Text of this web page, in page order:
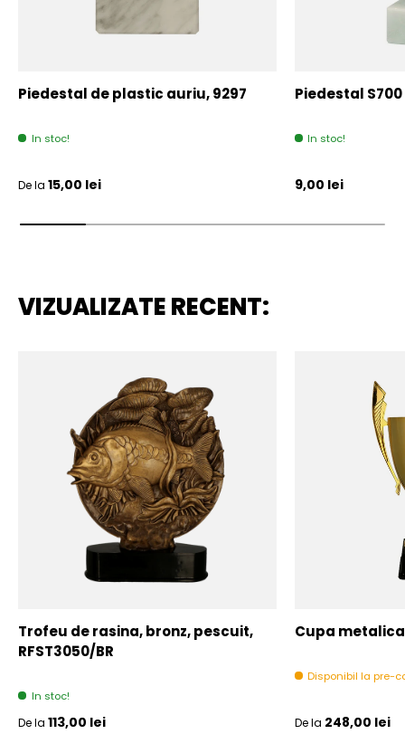
Piedestal de plastic auriu, 9297
In stoc!
Pret initial
De la 15,00 lei
Piedestal S700
In stoc!
Pret initial
9,00 lei
VIZUALIZATE RECENT:
Trofeu de rasina, bronz, pescuit,
RFST3050/BR
In stoc!
Pret initial
De la 113,00 lei
Cupa
Disponibil la pre-
Pret initial
De la 248,00 lei